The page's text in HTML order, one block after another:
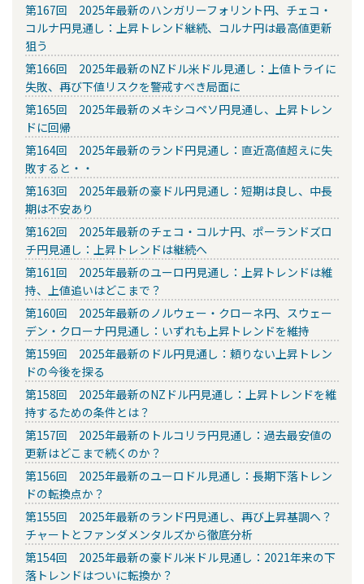
第167回 2025年最新のハンガリーフォリント円、チェコ・
コルナ円見通し：上昇トレンド継続、コルナ円は最高値更新
狙う
第166回 2025年最新のNZドル米ドル見通し：上値トライに
失敗、再び下値リスクを警戒すべき局面に
第165回 2025年最新のメキシコペソ円見通し、上昇トレン
ドに回帰
第164回 2025年最新のランド円見通し：直近高値超えに失
敗すると・・
第163回 2025年最新の豪ドル円見通し：短期は良し、中長
期は不安あり
第162回 2025年最新のチェコ・コルナ円、ポーランドズロ
チ円見通し：上昇トレンドは継続へ
第161回 2025年最新のユーロ円見通し：上昇トレンドは維
持、上値追いはどこまで？
第160回 2025年最新のノルウェー・クローネ円、スウェー
デン・クローナ円見通し：いずれも上昇トレンドを維持
第159回 2025年最新のドル円見通し：頼りない上昇トレン
ドの今後を探る
第158回 2025年最新のNZドル円見通し：上昇トレンドを維
持するための条件とは？
第157回 2025年最新のトルコリラ円見通し：過去最安値の
更新はどこまで続くのか？
第156回 2025年最新のユーロドル見通し：長期下落トレン
ドの転換点か？
第155回 2025年最新のランド円見通し、再び上昇基調へ？
チャートとファンダメンタルズから徹底分析
第154回 2025年最新の豪ドル米ドル見通し：2021年来の下
落トレンドはついに転換か？